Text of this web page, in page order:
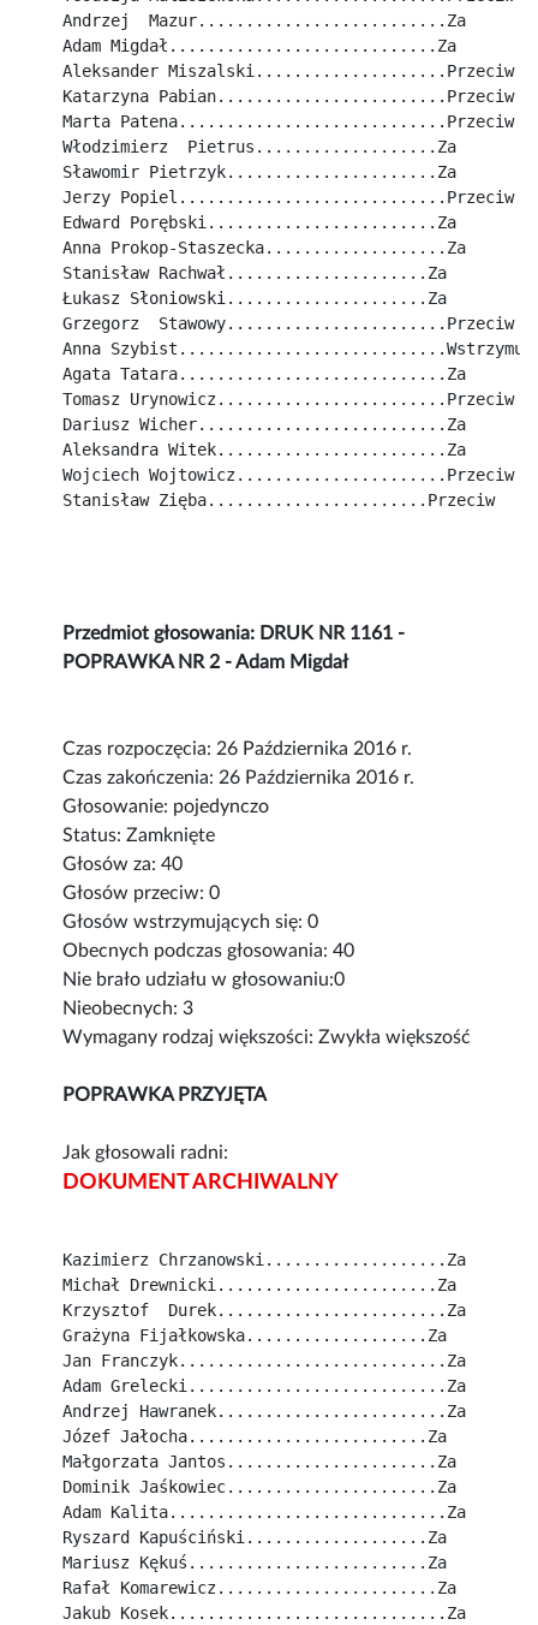
Andrzej  Mazur..........................Za
Adam Migdał............................Za
Aleksander Miszalski....................Przeciw
Katarzyna Pabian........................Przeciw
Marta Patena............................Przeciw
Włodzimierz  Pietrus...................Za
Sławomir Pietrzyk......................Za
Jerzy Popiel............................Przeciw
Edward Porębski........................Za
Anna Prokop-Staszecka...................Za
Stanisław Rachwał.....................Za
Łukasz Słoniowski.....................Za
Grzegorz  Stawowy.......................Przeciw
Anna
Agata Tatara............................Za
Tomasz Urynowicz........................Przeciw
Dariusz Wicher..........................Za
Aleksandra Witek........................Za
Wojciech Wojtowicz......................Przeciw
Stanisław Zięba.......................Przeciw
Przedmiot głosowania: DRUK NR 1161 -
POPRAWKA NR 2 - Adam Migdał
Czas rozpoczęcia: 26 Października 2016 r.
Czas zakończenia: 26 Października 2016 r.
Głosowanie: pojedynczo
Status: Zamknięte
Głosów za: 40
Głosów przeciw: 0
Głosów wstrzymujących się: 0
Obecnych podczas głosowania: 40
Nie brało udziału w głosowaniu:0
Nieobecnych: 3
Wymagany rodzaj większości: Zwykła większość
POPRAWKA PRZYJĘTA
Jak głosowali radni:
DOKUMENT ARCHIWALNY
Kazimierz Chrzanowski...................Za
Michał Drewnicki.......................Za
Krzysztof  Durek........................Za
Grażyna Fijałkowska...................Za
Jan Franczyk............................Za
Adam Grelecki...........................Za
Andrzej Hawranek........................Za
Józef Jałocha.........................Za
Małgorzata Jantos......................Za
Dominik Jaśkowiec......................Za
Adam Kalita.............................Za
Ryszard Kapuściński...................Za
Mariusz Kękuś.........................Za
Rafał Komarewicz.......................Za
Jakub Kosek.............................Za